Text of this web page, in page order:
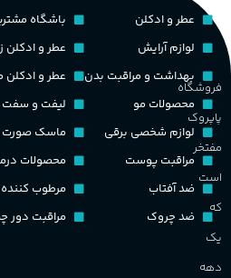
طبع تلخ
غلظت
اکسترکت دو پرفیوم
گروه بویایی میوه ای
فروشگاه
پاپروک
مفتخر
است
که
یک
دهه
عطر و ادکلن
لوازم آرایش
بهداشت و مراقبت بدن
محصولات مو
لوازم شخصی برقی
مراقبت پوست
ضد آفتاب
ضد چروک
باشگاه
عطر و ادکلن
عطر و ادکلن
لیفت و سفت
ماسک صورت
محصولات
مرطوب
مراقبت دور